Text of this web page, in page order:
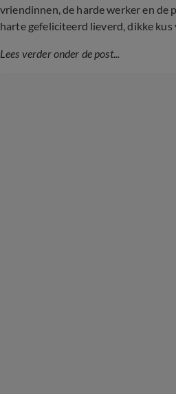
vriendinnen, de harde werker en de
harte gefeliciteerd lieverd, dikke kus
Lees verder onder de post...